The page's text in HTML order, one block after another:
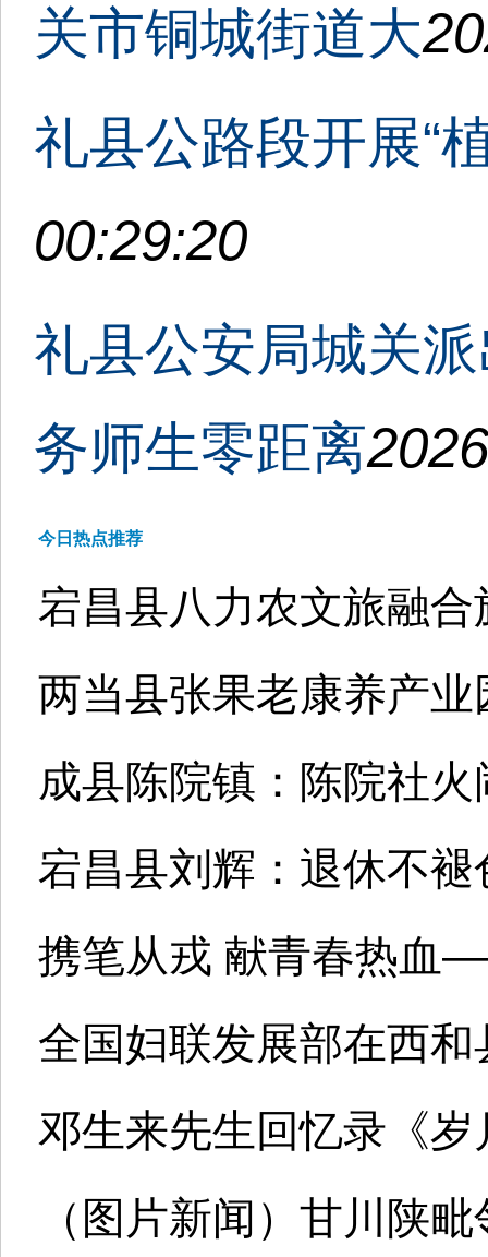
关市铜城街道大
礼县公路段开展“
00:29:20
礼县公安局城关
务师生零距离
今日热点推荐
宕昌县八力农文旅融
两当县张果老康养产业
成县陈院镇：陈院社
宕昌县刘辉：退休不
携笔从戎 献青春热血
全国妇联发展部在西
邓生来先生回忆录《
（图片新闻）甘川陕